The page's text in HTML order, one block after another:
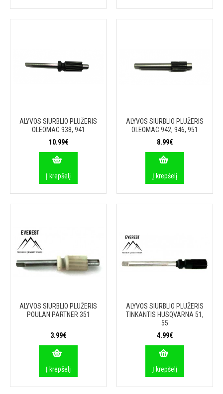
ALYVOS SIURBLIO PLUŽERIS
OLEOMAC 938, 941
10.99€
Į krepšelį
ALYVOS SIURBLIO PLUŽERIS
OLEOMAC 942, 946, 951
8.99€
Į krepšelį
ALYVOS SIURBLIO PLUŽERIS
POULAN PARTNER 351
3.99€
Į krepšelį
ALYVOS SIURBLIO PLUŽERIS
TINKANTIS HUSQVARNA 51,
55
4.99€
Į krepšelį